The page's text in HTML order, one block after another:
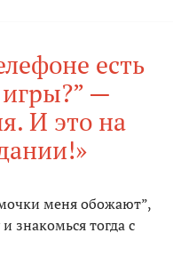
есть
—
И это на
меня обожают”,
знакомься тогда с